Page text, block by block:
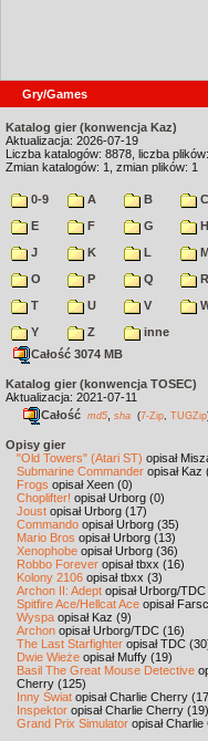
Gry/Games
Katalog gier (konwencja Kaz)
Aktualizacja: 2026-07-19
Liczba katalogów: 8878, liczba
Zmian katalogów: 1, zmian plików: 1
0-9 A B C
E
F G H
J
K L
O
P Q R
T
U V
Y
Z
inne
Całość 3074 MB
Katalog gier (konwencja TOSEC)
Aktualizacja: 2021-07-11
Całość md5 sha (7-Zip TUGZip
Opisy gier
"Old Towers" (Atari ST) opisał
Submarine Commander opisał Kaz
Frogs opisał Xeen (0)
Choplifter! opisał Urborg (0)
Joust opisał Urborg (17)
Commando opisał Urborg (35)
Mario Bros opisał Urborg (13)
Xenophobe opisał Urborg (36)
Robbo Forever opisał tbxx (16)
Kolony 2106 opisał tbxx (3)
Archon II: Adept opisał Urborg/TDC
Spitfire Ace/Hellcat Ace opisał
Wyspa opisał Kaz (9)
Archon opisał Urborg/TDC (16)
The Last Starfighter opisał TDC
Dwie Wieże opisał Muffy (19)
Basil The Great Mouse Detective
Cherry (125)
Inny Świat opisał Charlie Cherry
Inspektor opisał Charlie Cherry (19)
Grand Prix Simulator opisał